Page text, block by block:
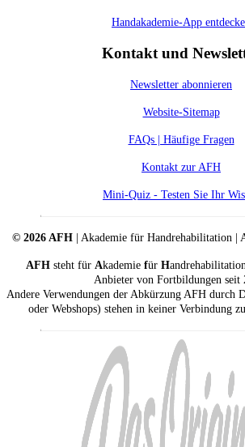
Handakademie-App
Kontakt und
Newsletter abonnieren
Website-Sitemap
FAQs | Häufige Fragen
Kontakt zur AFH
Mini-Quiz - Testen Sie Ihr
© 2026 AFH | Akademie für Handrehabilitation |
AFH steht für Akademie für H
Anbieter von Fortbildungen seit
Andere Verwendungen der Abkürzung AFH durch
oder Webshops) stehen in keiner Verbindung